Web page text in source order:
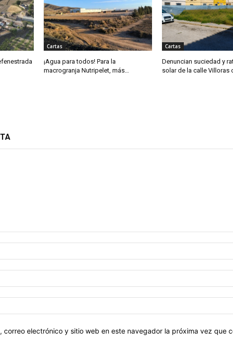
Cartas
¡Agua para todos! Para la
macrogranja Nutripelet, más…
Cartas
Denuncian suciedad y
solar de la calle Villoras
correo electrónico y sitio web en este navegador la próxima vez que